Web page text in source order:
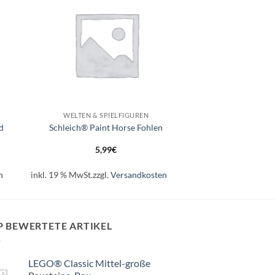
WELTEN & SPIELFIGUREN
Schleich® Paint Horse Fohlen
5,99€
inkl. 19 % MwSt.zzgl.Versandkosten
BEWERTETE ARTIKEL
LEGO® Classic Mittel-große